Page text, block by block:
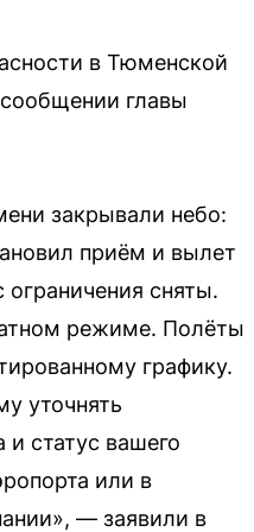
в Тюменской
главы
закрывали небо:
приём и вылет
сняты.
режиме. Полёты
графику.
уточнять
статус вашего
или в
— заявили в